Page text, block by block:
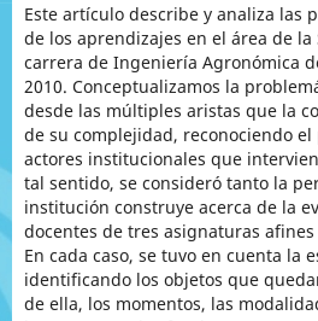
Este artículo describe y analiza las
de los aprendizajes en el área de la
carrera de Ingeniería Agronómica
2010. Conceptualizamos la
desde las múltiples aristas que la
de su complejidad, reconociendo
actores institucionales que
tal sentido, se consideró tanto la
institución construye acerca de la
docentes de tres asignaturas
En cada caso, se tuvo en cuenta la
identificando los objetos que
de ella, los momentos, las